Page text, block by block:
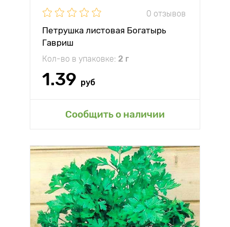
0 отзывов
Петрушка листовая Богатырь
Гавриш
Кол-во в упаковке: 2 г
1.39 руб
Сообщить о наличии